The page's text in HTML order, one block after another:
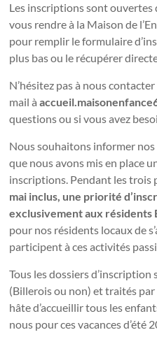
Les inscriptions sont ouvertes
vous rendre à la Maison de
pour remplir le formulaire
plus bas ou le récupérer
N’hésitez pas à nous
mail à
questions ou si vous avez
Nous souhaitons informer
que nous avons mis en place
inscriptions. Pendant les trois
mai inclus, une priorité
exclusivement aux résidents
pour nos résidents locaux de
participent à ces activités
Tous les dossiers
(Billerois ou non) et traités par
hâte d’accueillir tous les
nous pour ces vacances d’été